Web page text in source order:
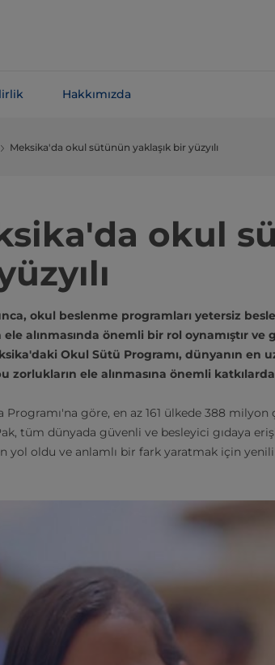
Hakkımızda
Meksika'da okul sütünün yaklaşık bir yüzyılı
okul
okul beslenme programları yetersiz
ele alınmasında önemli bir rol oynamıştır
Okul Sütü Programı, dünyanın en
zorlukların ele alınmasına önemli
Programı'na göre, en az 161 ülkede 388
tüm dünyada güvenli ve besleyici gıdaya
yol oldu ve anlamlı bir fark yaratmak için